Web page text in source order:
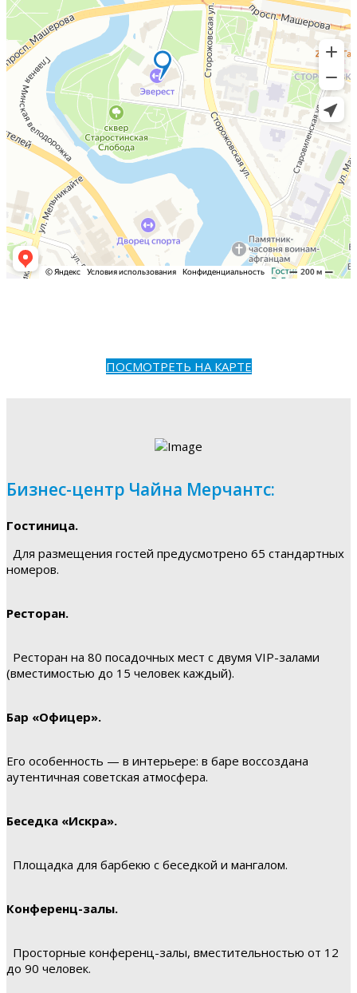
ПОСМОТРЕТЬ НА КАРТЕ
Бизнес-центр Чайна Мерчантс:
Гостиница.
Для размещения гостей предусмотрено 65 стандартных
номеров.
Ресторан.
Ресторан на 80 посадочных мест с двумя VIP-залами
(вместимостью до 15 человек каждый).
Бар «Офицер».
Его особенность — в интерьере: в баре воссоздана
аутентичная советская атмосфера.
Беседка «Искра».
Площадка для барбекю с беседкой и мангалом.
Конференц-залы.
Просторные конференц-залы, вместительностью от 12
до 90 человек.